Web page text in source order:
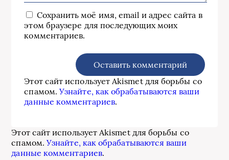
Сохранить моё имя, email и адрес сайта в
этом браузере для последующих моих
комментариев.
Этот сайт использует Akismet для борьбы со
спамом.Узнайте, как обрабатываются ваши
данные комментариев.
Этот сайт использует Akismet для борьбы со
спамом.Узнайте, как обрабатываются ваши
данные комментариев.